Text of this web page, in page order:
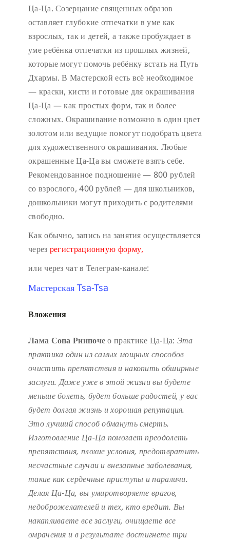
Ца-Ца. Созерцание священных образов
оставляет глубокие отпечатки в уме как
взрослых, так и детей, а также пробуждает в
уме ребёнка отпечатки из прошлых жизней,
которые могут помочь ребёнку встать на Путь
Дхармы. В Мастерской есть всё необходимое
— краски, кисти и готовые для окрашивания
Ца-Ца — как простых форм, так и более
сложных. Окрашивание возможно в один цвет
золотом или ведущие помогут подобрать цвета
для художественного окрашивания. Любые
окрашенные Ца-Ца вы сможете взять себе.
Рекомендованное подношение — 800 рублей
со взрослого, 400 рублей — для школьников,
дошкольники могут приходить с родителями
свободно.
Как обычно, запись на занятия осуществляется
через регистрационную форму,
или через чат в Телеграм-канале:
Мастерская Tsa-Tsa
Вложения
Лама Сопа Ринпочео практике Ца-Ца: Эта
практика один из самых мощных способов
очистить препятствия и накопить обширные
заслуги. Даже уже в этой жизни вы будете
меньше болеть, будет больше радостей, у вас
будет долгая жизнь и хорошая репутация.
Это лучший способ обмануть смерть.
Изготовление Ца-Ца помогает преодолеть
препятствия, плохие условия, предотвратить
несчастные случаи и внезапные заболевания,
такие как сердечные приступы и параличи.
Делая Ца-Ца, вы умиротворяете врагов,
недоброжелателей и тех, кто вредит. Вы
накапливаете все заслуги, очищаете все
омрачения и в результате достигнете три